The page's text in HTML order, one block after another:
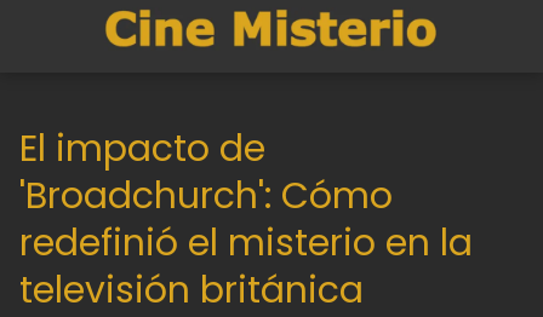
El impacto de
'Broadchurch': Cómo
redefinió el misterio en la
televisión británica